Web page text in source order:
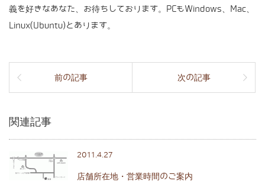
義を好きなあなた、お待ちしております。PCもWindows、Mac、
Linux(Ubuntu)とあります。
前の記事 次の記事
関連記事
2011.4.27
店舗所在地・営業時間のご案内